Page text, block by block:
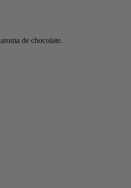
de chocolate.